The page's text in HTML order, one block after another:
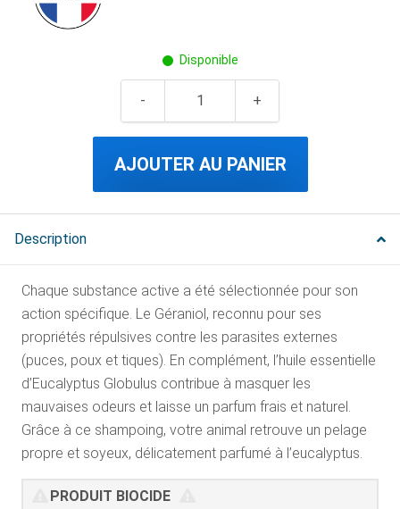
Disponible
AJOUTER AU PANIER
Description
Chaque substance active a été sélectionnée pour son
action spécifique. Le Géraniol, reconnu pour ses
propriétés répulsives contre les parasites externes
(puces, poux et tiques). En complément, l’huile essentielle
d’Eucalyptus Globulus contribue à masquer les
mauvaises odeurs et laisse un parfum frais et naturel.
Grâce à ce shampoing, votre animal retrouve un pelage
propre et soyeux, délicatement parfumé à l’eucalyptus.
PRODUIT BIOCIDE